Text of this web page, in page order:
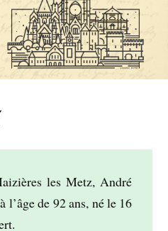
les Metz, André
de 92 ans, né le 16